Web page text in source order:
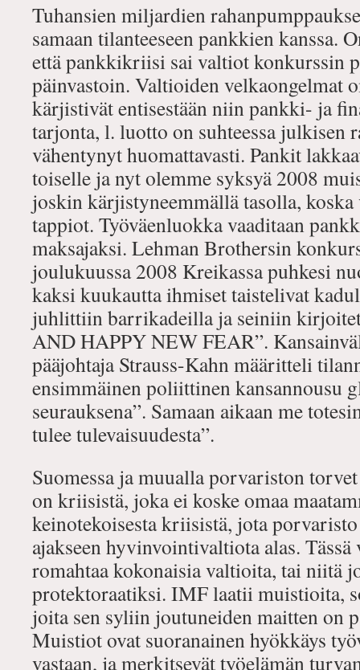
Tuhansien miljardien
samaan tilanteeseen pankkien kanssa.
että pankkikriisi sai valtiot konkurssin
päinvastoin. Valtioiden velkaongelmat
kärjistivät entisestään niin pankki- ja
tarjonta, l. luotto on suhteessa julkisen
vähentynyt huomattavasti. Pankit
toiselle ja nyt olemme syksyä 2008
joskin kärjistyneemmällä tasolla,
tappiot. Työväenluokka vaaditaan
maksajaksi. Lehman Brothersin
joulukuussa 2008 Kreikassa puhkesi
kaksi kuukautta ihmiset taistelivat
juhlittiin barrikadeilla ja seiniin
AND HAPPY NEW FEAR”.
pääjohtaja Strauss-Kahn määritteli
ensimmäinen poliittinen kansannousu
seurauksena”. Samaan aikaan me
tulee tulevaisuudesta”.
Suomessa ja muualla porvariston
on kriisistä, joka ei koske omaa
keinotekoisesta kriisistä, jota
ajakseen hyvinvointivaltiota alas. Tässä
romahtaa kokonaisia valtioita, tai niitä
protektoraatiksi. IMF laatii muistioita,
joita sen syliin joutuneiden maitten on
Muistiot ovat suoranainen hyökkäys
vastaan, ja merkitsevät työelämän